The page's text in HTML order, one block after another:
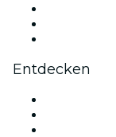
Entdecken